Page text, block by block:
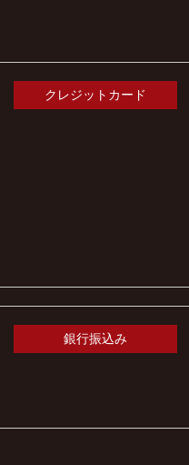
クレジットカード
銀行振込み